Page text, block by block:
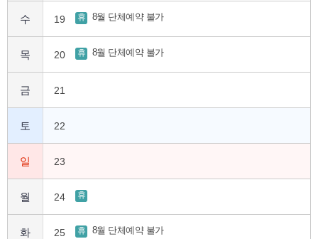
수 19 휴 8월 단체예약 불가
목 20 휴 8월 단체예약 불가
금 21
토 22
일 23
월 24 휴
화 25 휴 8월 단체예약 불가